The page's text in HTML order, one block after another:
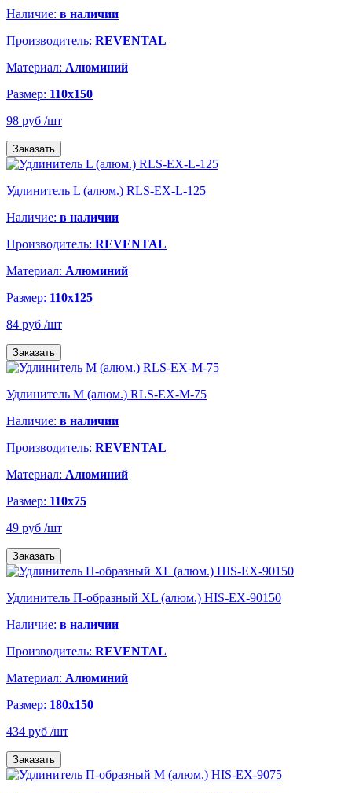
Наличие: в наличии
Производитель: REVENTAL
Материал: Алюминий
Размер: 110х150
98 руб /шт
Заказать
Удлинитель L (алюм.) RLS-EX-L-125
Наличие: в наличии
Производитель: REVENTAL
Материал: Алюминий
Размер: 110х125
84 руб /шт
Заказать
Удлинитель M (алюм.) RLS-EX-M-75
Наличие: в наличии
Производитель: REVENTAL
Материал: Алюминий
Размер: 110х75
49 руб /шт
Заказать
Удлинитель П-образный XL (алюм.) HIS-EX-90150
Наличие: в наличии
Производитель: REVENTAL
Материал: Алюминий
Размер: 180х150
434 руб /шт
Заказать